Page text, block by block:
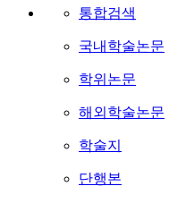
통합검색
국내학술논문
학위논문
해외학술논문
학술지
단행본